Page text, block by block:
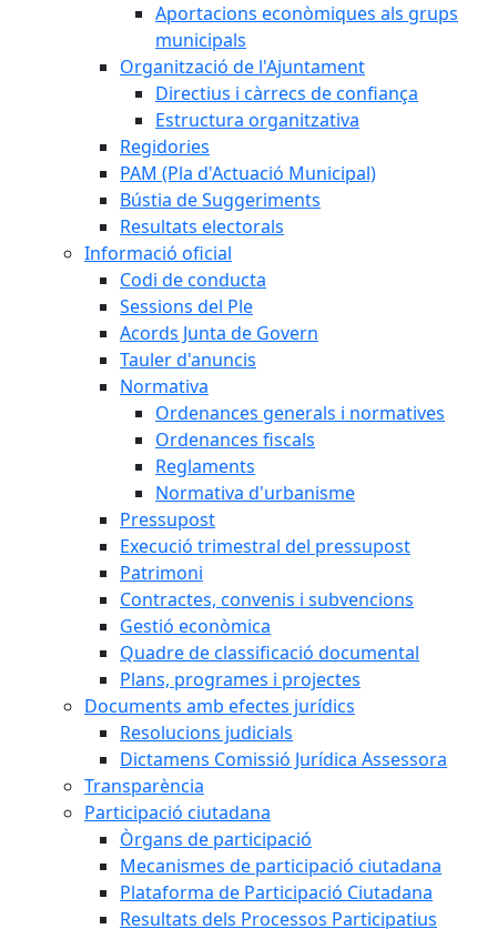
Aportacions econòmiques als grups
municipals
Organització de l'Ajuntament
Directius i càrrecs de confiança
Estructura organitzativa
Regidories
PAM (Pla d'Actuació Municipal)
Bústia de Suggeriments
Resultats electorals
Informació oficial
Codi de conducta
Sessions del Ple
Acords Junta de Govern
Tauler d'anuncis
Normativa
Ordenances generals i normatives
Ordenances fiscals
Reglaments
Normativa d'urbanisme
Pressupost
Execució trimestral del pressupost
Patrimoni
Contractes, convenis i subvencions
Gestió econòmica
Quadre de classificació documental
Plans, programes i projectes
Documents amb efectes jurídics
Resolucions judicials
Dictamens Comissió Jurídica Assessora
Transparència
Participació ciutadana
Òrgans de participació
Mecanismes de participació ciutadana
Plataforma de Participació Ciutadana
Resultats dels Processos Participatius